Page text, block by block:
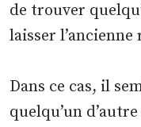
de trouver
laisser
Dans ce cas, il
quelqu’un